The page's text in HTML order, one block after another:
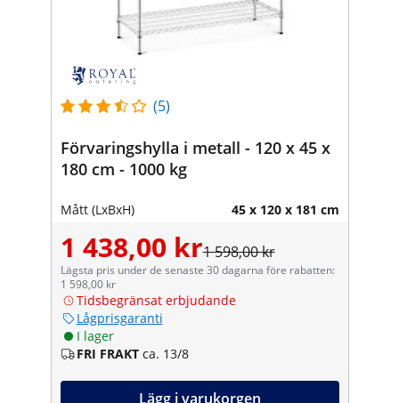
(5)
Förvaringshylla i metall - 120 x 45 x
180 cm - 1000 kg
Mått (LxBxH) 45 x 120 x 181 cm
1 438,00 kr1 598,00 kr
Lägsta pris under de senaste 30 dagarna före rabatten:
1 598,00 kr
Tidsbegränsat erbjudande
Lågprisgaranti
I lager
FRI FRAKT ca. 13/8
Lägg i varukorgen